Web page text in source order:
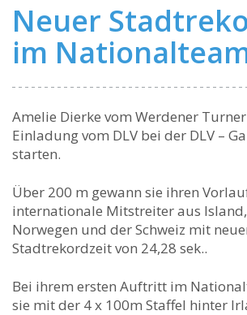
Neuer
im
Amelie Dierke vom Werdener
Einladung vom DLV bei der DLV –
starten.
Über 200 m gewann sie ihren
internationale Mitstreiter aus
Norwegen und der Schweiz mit
Stadtrekordzeit von 24,28 sek..
Bei ihrem ersten Auftritt im
sie mit der 4 x 100m Staffel hinter